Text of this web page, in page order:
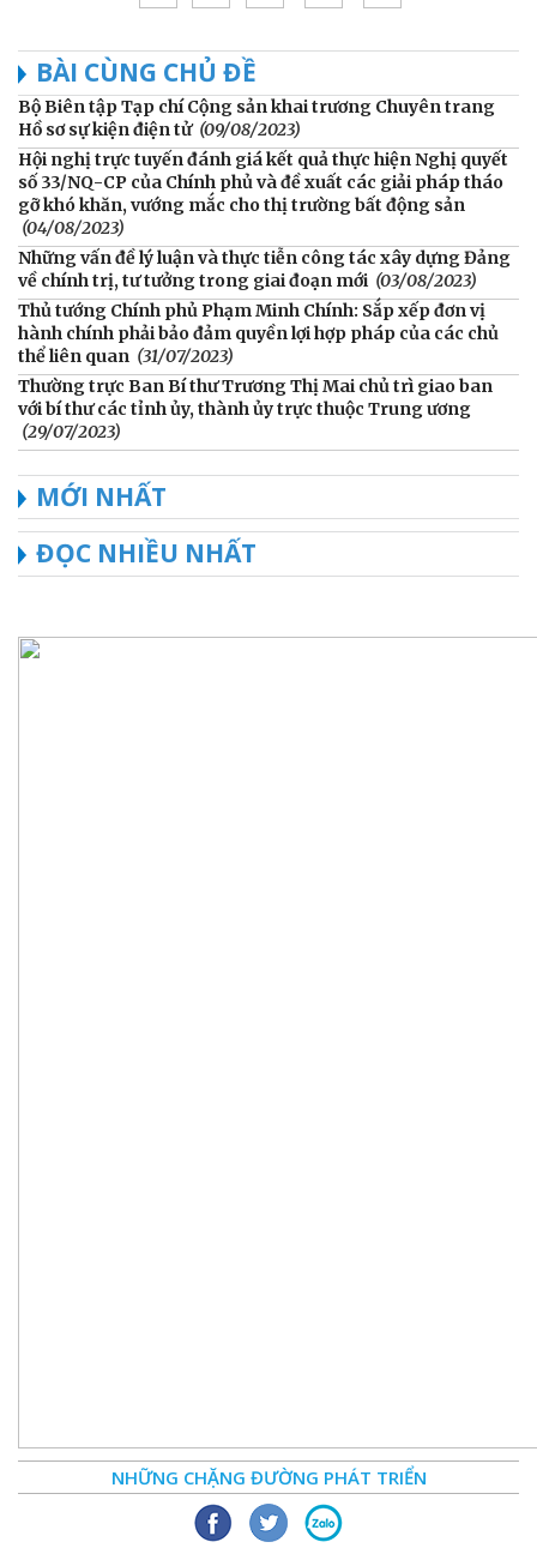
BÀI CÙNG CHỦ ĐỀ
Bộ Biên tập Tạp chí Cộng sản khai trương Chuyên trang
Hồ sơ sự kiện điện tử (09/08/2023)
Hội nghị trực tuyến đánh giá kết quả thực hiện Nghị quyết
số 33/NQ-CP của Chính phủ và đề xuất các giải pháp tháo
gỡ khó khăn, vướng mắc cho thị trường bất động sản
(04/08/2023)
Những vấn đề lý luận và thực tiễn công tác xây dựng Đảng
về chính trị, tư tưởng trong giai đoạn mới (03/08/2023)
Thủ tướng Chính phủ Phạm Minh Chính: Sắp xếp đơn vị
hành chính phải bảo đảm quyền lợi hợp pháp của các chủ
thể liên quan (31/07/2023)
Thường trực Ban Bí thư Trương Thị Mai chủ trì giao ban
với bí thư các tỉnh ủy, thành ủy trực thuộc Trung ương
(29/07/2023)
MỚI NHẤT
ĐỌC NHIỀU NHẤT
NHỮNG CHẶNG ĐƯỜNG PHÁT TRIỂN